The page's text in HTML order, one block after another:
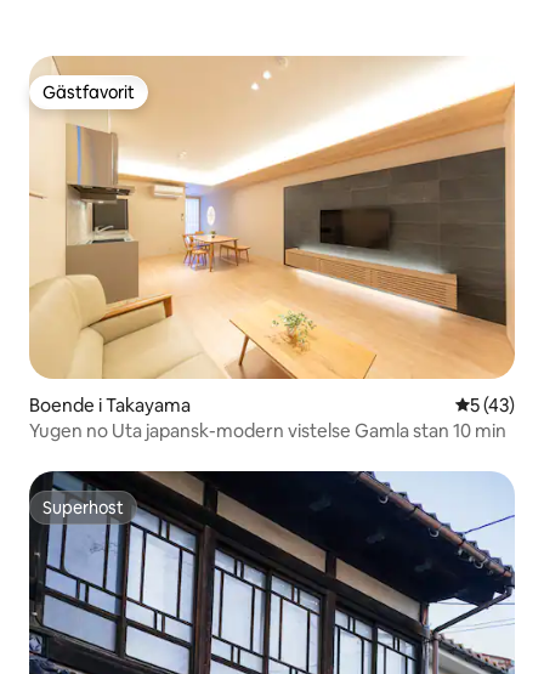
Gästfavorit
Gästfavorit
Boende i Takayama 5 av 5 i
5 (43)
Yugen no Uta japansk-modern vistelse Gamla stan 10 min
Superhost
Superhost